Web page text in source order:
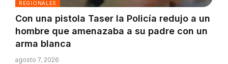
REGIONALES
Con una pistola Taser la Policía redujo a un
hombre que amenazaba a su padre con un
arma blanca
agosto 7, 2026